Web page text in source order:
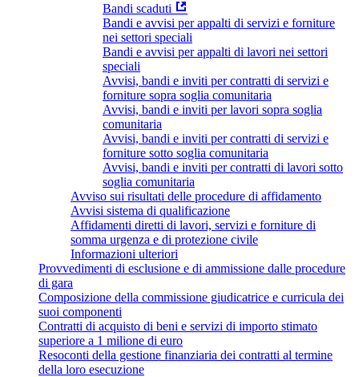
Bandi scaduti
Bandi e avvisi per appalti di servizi e forniture
nei settori speciali
Bandi e avvisi per appalti di lavori nei settori
speciali
Avvisi, bandi e inviti per contratti di servizi e
forniture sopra soglia comunitaria
Avvisi, bandi e inviti per lavori sopra soglia
comunitaria
Avvisi, bandi e inviti per contratti di servizi e
forniture sotto soglia comunitaria
Avvisi, bandi e inviti per contratti di lavori sotto
soglia comunitaria
Avviso sui risultati delle procedure di affidamento
Avvisi sistema di qualificazione
Affidamenti diretti di lavori, servizi e forniture di
somma urgenza e di protezione civile
Informazioni ulteriori
Provvedimenti di esclusione e di ammissione dalle procedure
di gara
Composizione della commissione giudicatrice e curricula dei
suoi componenti
Contratti di acquisto di beni e servizi di importo stimato
superiore a 1 milione di euro
Resoconti della gestione finanziaria dei contratti al termine
della loro esecuzione